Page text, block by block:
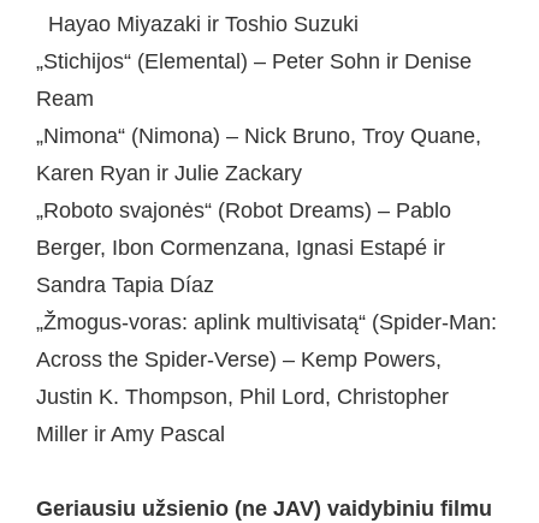
Hayao Miyazaki ir Toshio Suzuki
„Stichijos“ (Elemental) – Peter Sohn ir Denise
Ream
„Nimona“ (Nimona) – Nick Bruno, Troy Quane,
Karen Ryan ir Julie Zackary
„Roboto svajonės“ (Robot Dreams) – Pablo
Berger, Ibon Cormenzana, Ignasi Estapé ir
Sandra Tapia Díaz
„Žmogus-voras: aplink multivisatą“ (Spider-Man:
Across the Spider-Verse) – Kemp Powers,
Justin K. Thompson, Phil Lord, Christopher
Miller ir Amy Pascal
Geriausiu užsienio (ne JAV) vaidybiniu filmu